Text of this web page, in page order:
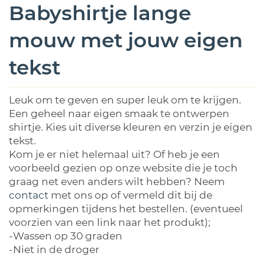
Babyshirtje lange
mouw met jouw eigen
tekst
Leuk om te geven en super leuk om te krijgen.
Een geheel naar eigen smaak te ontwerpen
shirtje. Kies uit diverse kleuren en verzin je eigen
tekst.
Kom je er niet helemaal uit? Of heb je een
voorbeeld gezien op onze website die je toch
graag net even anders wilt hebben? Neem
contact met ons op of vermeld dit bij de
opmerkingen tijdens het bestellen. (eventueel
voorzien van een link naar het produkt);
-Wassen op 30 graden
-Niet in de droger